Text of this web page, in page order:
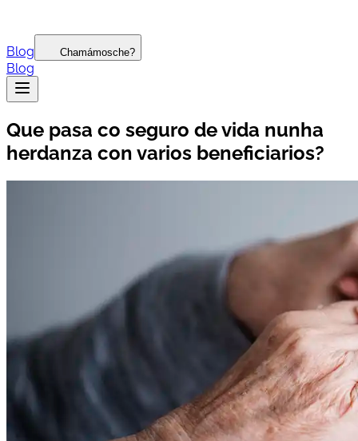
Blog Chamámosche?
Blog
Que pasa co seguro de vida nunha
herdanza con varios beneficiarios?